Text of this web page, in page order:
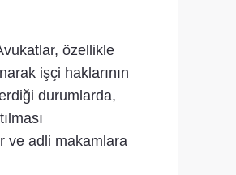
özellikle
işçi haklarının
durumlarda,
ve adli makamlara